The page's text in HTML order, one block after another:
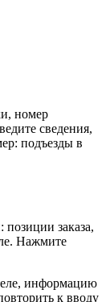
номер
сведения,
подъезды в
заказа,
Нажмите
информацию
к вводу